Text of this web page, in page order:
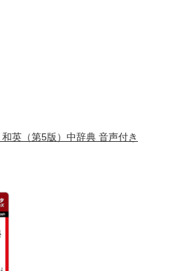
英（第5版）中辞典 音声付き